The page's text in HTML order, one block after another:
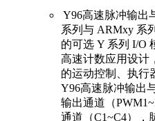
​Y96高速脉冲输出
系列与 ARMxy 系
的可选 Y 系列 I/O
高速计数应用设计
的运动控制、执行
Y96高速脉冲输出
输出通道（
通道（C1~C4），